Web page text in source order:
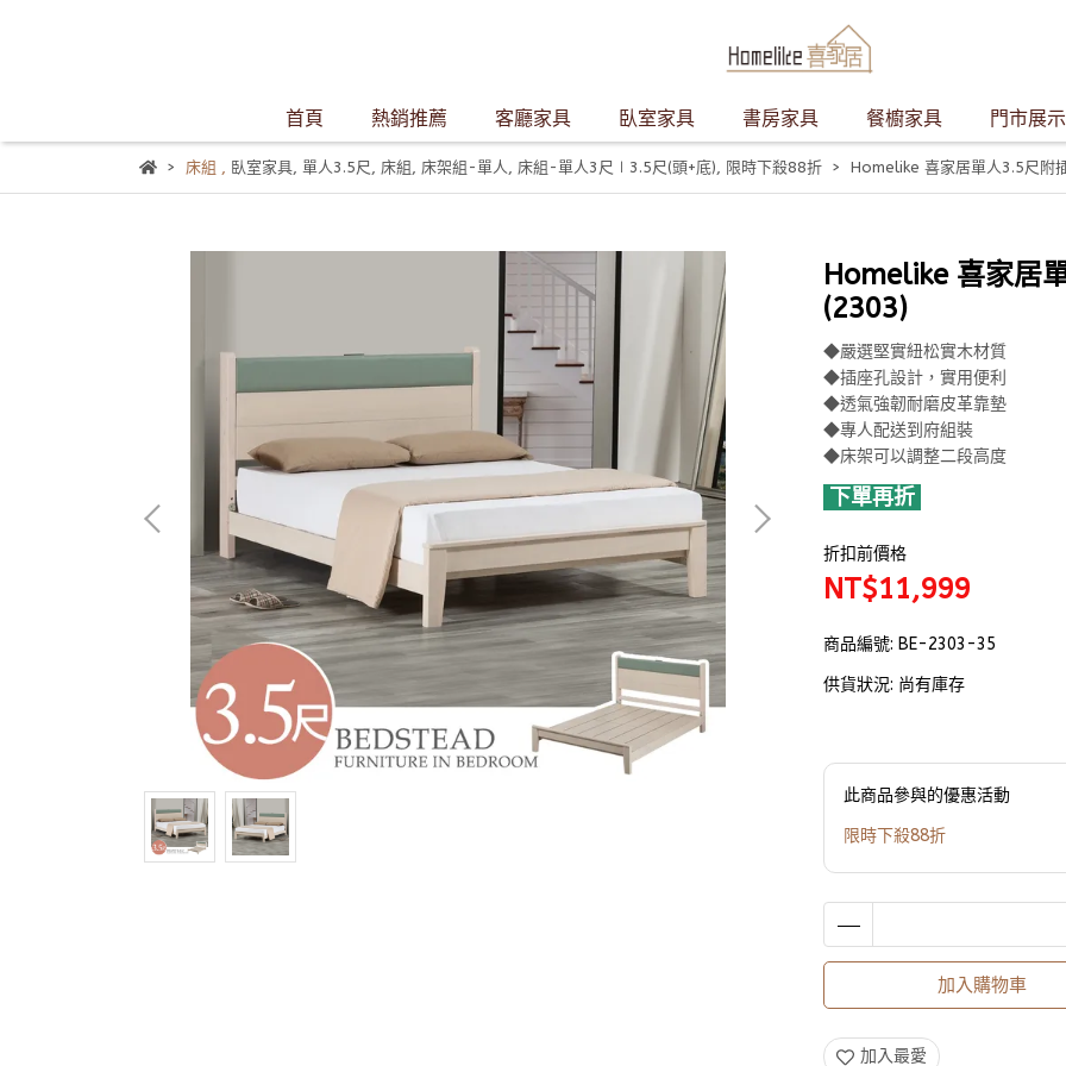
首頁 熱銷推薦 客廳家具 臥室家具 書房家具 餐櫥家具 門市展示
床組 , 臥室家具, 單人3.5尺 , 床組 , 床架組-單人, 床組-單人3尺∣3.5尺(頭+底), 限時下殺88折 Homelike 喜家居單人3.5尺附
Homelike 喜家居
(2303)
◆嚴選堅實紐松實木材質
◆插座孔設計，實用便利
◆透氣強韌耐磨皮革靠墊
◆專人配送到府組裝
◆床架可以調整二段高度
下單再折
折扣前價格
NT$11,999
商品編號: BE-2303-35
供貨狀況: 尚有庫存
此商品參與的優惠活動
限時下殺88折
加入購物車
加入最愛